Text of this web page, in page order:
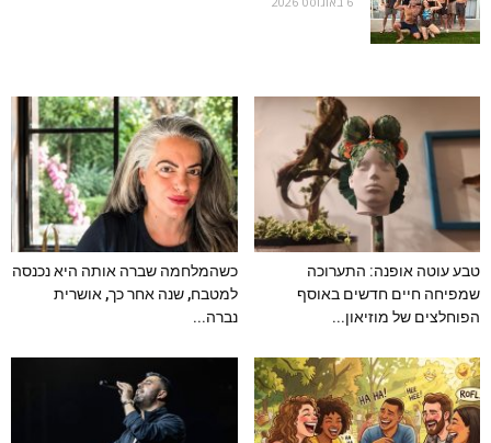
טבע עוטה אופנה: התערוכה
שמפיחה חיים חדשים באוסף
הפוחלצים של מוזיאון...
כשהמלחמה שברה אותה היא נכנסה
למטבח, שנה אחר כך, אושרית
נברה...